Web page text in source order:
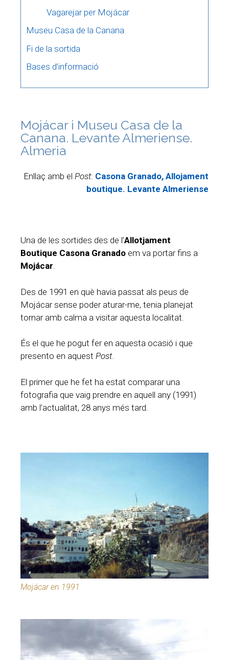
Vagarejar per Mojácar
Museu Casa de la Canana
Fi de la sortida
Bases d’informació
Mojácar i Museu Casa de la
Canana. Levante Almeriense.
Almeria
Enllaç amb el Post: Casona Granado, Allojament
boutique. Levante Almeriense
Una de les sortides des de l’Allotjament
Boutique Casona Granado em va portar fins a
Mojácar.
Des de 1991 en què havia passat als peus de
Mojácar sense poder aturar-me, tenia planejat
tornar amb calma a visitar aquesta localitat.
És el que he pogut fer en aquesta ocasió i que
presento en aquest Post.
El primer que he fet ha estat comparar una
fotografia que vaig prendre en aquell any (1991)
amb l’actualitat, 28 anys més tard.
Mojácar en 1991